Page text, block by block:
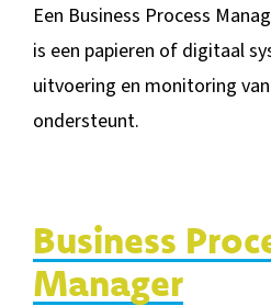
Een Business Process
is een papieren of digitaal
uitvoering en monitoring
ondersteunt.
Business
Manager